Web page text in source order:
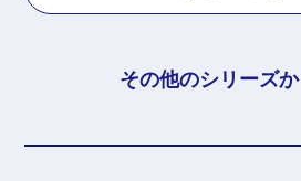
その他のシリーズ